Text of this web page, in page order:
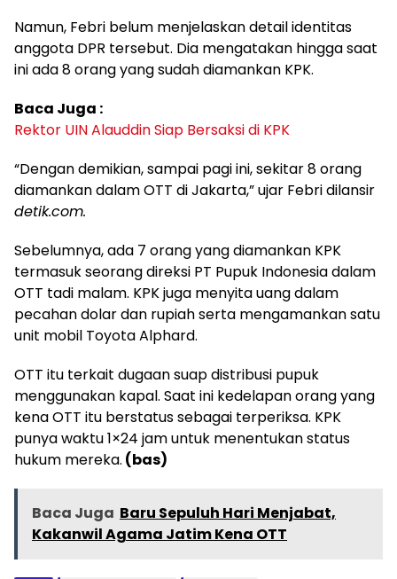
Namun, Febri belum menjelaskan detail identitas
anggota DPR tersebut. Dia mengatakan hingga saat
ini ada 8 orang yang sudah diamankan KPK.
Baca Juga :
Rektor UIN Alauddin Siap Bersaksi di KPK
“Dengan demikian, sampai pagi ini, sekitar 8 orang
diamankan dalam OTT di Jakarta,” ujar Febri dilansir
detik.com.
Sebelumnya, ada 7 orang yang diamankan KPK
termasuk seorang direksi PT Pupuk Indonesia dalam
OTT tadi malam. KPK juga menyita uang dalam
pecahan dolar dan rupiah serta mengamankan satu
unit mobil Toyota Alphard.
OTT itu terkait dugaan suap distribusi pupuk
menggunakan kapal. Saat ini kedelapan orang yang
kena OTT itu berstatus sebagai terperiksa. KPK
punya waktu 1×24 jam untuk menentukan status
hukum mereka. (bas)
Baca Juga Baru Sepuluh Hari Menjabat,
Kakanwil Agama Jatim Kena OTT